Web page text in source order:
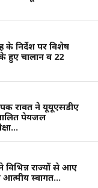
के निर्देश पर विशेष
हुए चालान व 22
रावत ने यूयूएसडीए
पेयजल
विभिन्न राज्यों से आए
आत्मीय स्वागत…